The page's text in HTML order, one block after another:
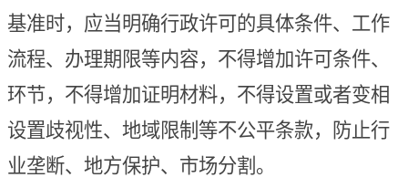
基准时，应当明确行政许可的具体条件、工作
流程、办理期限等内容，不得增加许可条件、
环节，不得增加证明材料，不得设置或者变相
设置歧视性、地域限制等不公平条款，防止行
业垄断、地方保护、市场分割。